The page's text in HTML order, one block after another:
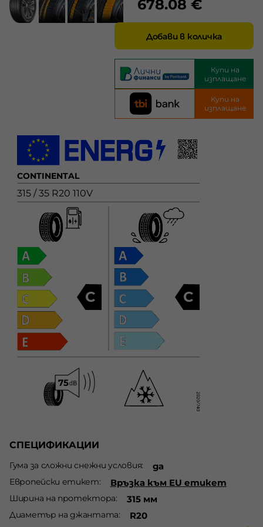
678.08 €
Добави в количка
Купи на
изплащане
Купи на
изплащане
CONTINENTAL
315 / 35 R20 110V
C C
СПЕЦИФИКАЦИИ
Гума за сложни снежни условия да
Европейски етикет Връзка към EU етикет
Ширина на протектора 315 мм
Диаметър на джантата R20